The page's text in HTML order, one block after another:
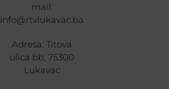
mail:
info@rtvlukavac.ba
Adresa: Titova
ulica bb, 75300
Lukavac